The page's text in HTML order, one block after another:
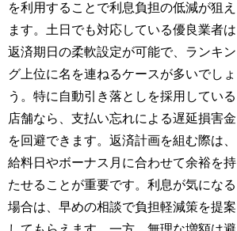
を利用することで利息負担の低減が狙え
ます。土日でも対応している優良業者は
返済期日の柔軟設定が可能で、ランキン
グ上位に名を連ねるケースが多いでしょ
う。特に自動引き落としを採用している
店舗なら、支払い忘れによる遅延損害金
を回避できます。返済計画を組む際は、
給料日やボーナス月に合わせて余裕を持
たせることが重要です。利息が気になる
場合は、早めの相談で負担軽減策を提案